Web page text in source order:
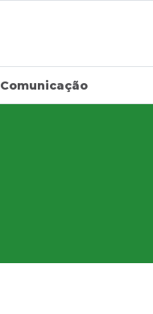
Comunicação